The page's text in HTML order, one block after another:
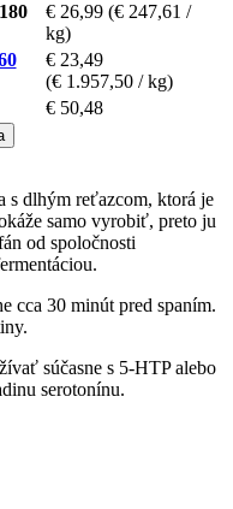
€ 26,99 (€ 247,61 /
kg)
€ 23,49
(€ 1.957,50 / kg)
€ 50,48
s dlhým reťazcom, ktorá je
samo vyrobiť, preto ju
od spoločnosti
cca 30 minút pred spaním.
súčasne s 5-HTP alebo
serotonínu.